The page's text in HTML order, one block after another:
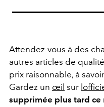
Attendez-vous à des
autres articles de
prix raisonnable, à
Gardez un œil sur
supprimée plus tard ce